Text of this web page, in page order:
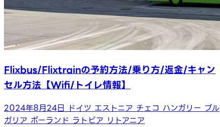
Flixbus/Flixtrainの予約方法/乗り方/返金/キャン
セル方法【Wifi/トイレ情報】
2024年8月24日 ドイツ エストニア チェコ ハンガリー ブル
ガリア ポーランド ラトビア リトアニア